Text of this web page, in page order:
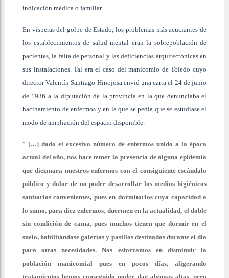
indicación médica o familiar.
En vísperas del golpe de Estado, los problemas más acuciantes de
los establecimientos de salud mental eran la sobrepoblación de
pacientes, la falta de personal y las deficiencias arquitectónicas en
sus instalaciones. Tal era el caso del manicomio de Toledo cuyo
director Valentín Santiago Hinojosa envió una carta el 24 de junio
de 1936 a la diputación de la provincia en la que denunciaba el
hacinamiento de enfermos y en la que se pedía que se estudiase el
modo de ampliación del espacio disponible.
“ […] dado el excesivo número de enfermos unido a la época
actual del año, nos hace temer la presencia de alguna epidemia
que diezmara nuestros enfermos con el consiguiente escándalo
público y dolor de no poder desarrollar los medios higiénicos
sanitarios convenientes, pues en dormitorios cuya capacidad a
lo sumo, para diez enfermos, duermen en la actualidad, el doble
sin condición de cama, pues muchos tienen que dormir en el
suelo, habilitándose galerías y pasillos destinados durante el día
para otras necesidades. Nos esforzamos en disminuir la
población manicomial pues en pocos días, aligerando